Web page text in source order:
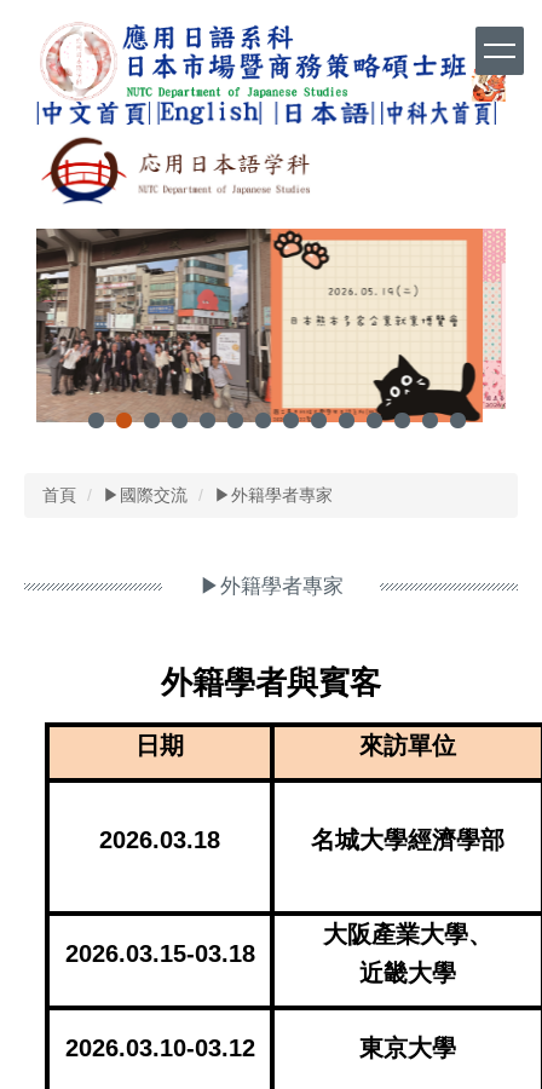
首頁 ▶國際交流 ▶外籍學者專家
▶外籍學者專家
外籍學者與賓客
日期 來訪單位
2026.03.18 名城大學經濟學部
2026.03.15-03.18
大阪產業大學、
近畿大學
2026.03.10-03.12 東京大學